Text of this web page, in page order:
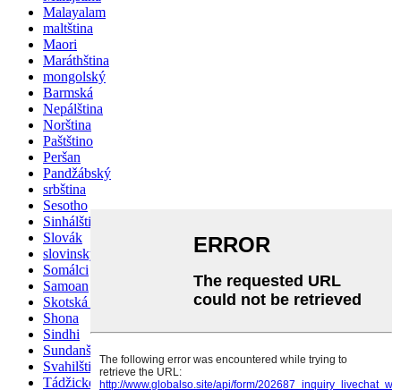
Malayalam
maltština
Maori
Maráthština
mongolský
Barmská
Nepálština
Norština
Paštštino
Peršan
Pandžábský
srbština
Sesotho
Sinhálština
Slovák
slovinský
Somálci
Samoan
Skotská gaelština
Shona
Sindhi
Sundanština
Svahilština
Tádžické